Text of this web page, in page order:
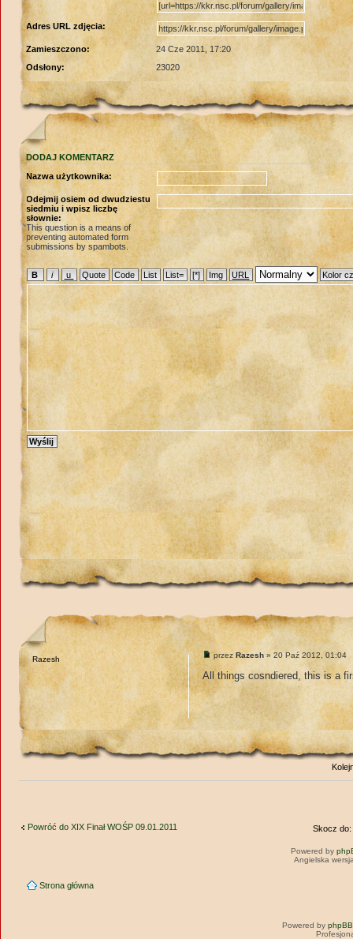
Adres URL zdjęcia:
Zamieszczono:
24 Cze 2011, 17:20
Odsłony:
23020
DODAJ KOMENTARZ
Nazwa użytkownika:
Odejmij osiem od dwudziestu
siedmiu i wpisz liczbę
słownie:
This question is a means of
preventing automated form
submissions by spambots.
przezRazesh » 20 Paź 2012, 01:04
All things cosndiered, this is a
Razesh
Powróć do XIX Finał WOŚP 09.01.2011 Skocz do:
Powered by
Angielska
Strona główna
Powered by phpBB